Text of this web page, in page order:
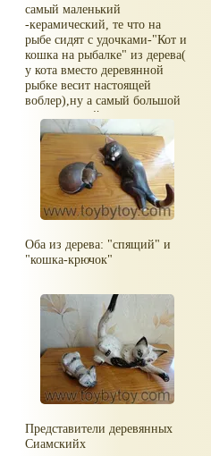
самый маленький
-керамический, те что на
рыбе сидят с удочками-"Кот и
кошка на рыбалке" из дерева(
у кота вместо деревянной
рыбке весит настоящей
воблер),ну а самый большой
из индонезийского дерева.
Оба из дерева: "спящий" и
"кошка-крючок"
Представители деревянных
Сиамскийх